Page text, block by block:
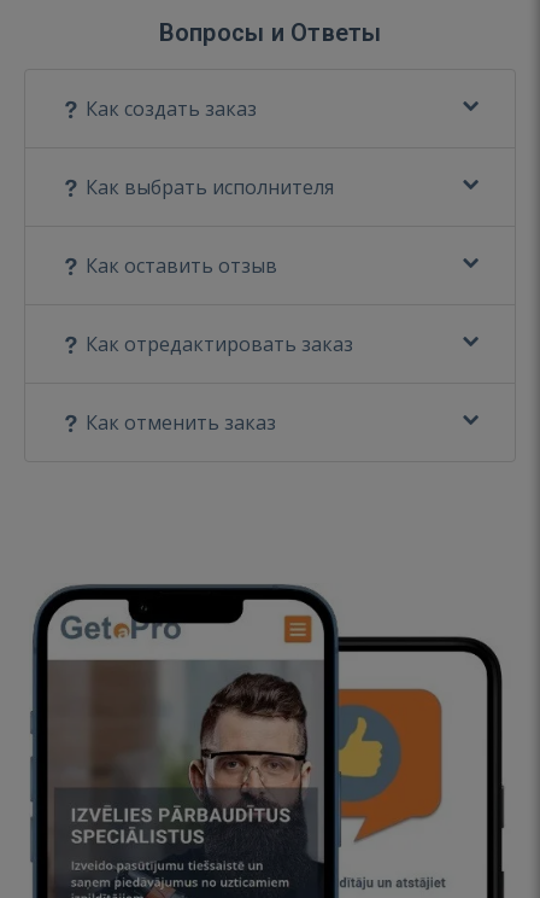
Вопросы и Ответы
Как создать заказ
Как выбрать исполнителя
Как оставить отзыв
Как отредактировать заказ
Как отменить заказ